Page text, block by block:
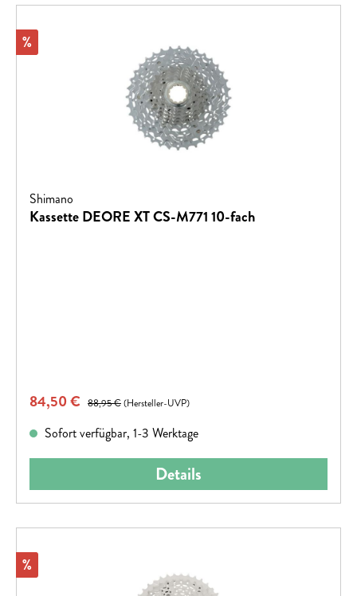
Rabatt
%
Shimano
Kassette DEORE XT CS-M771 10-fach
Verkaufspreis:
84,50 € Regulärer Preis:
88,95 €(Hersteller-UVP)
Sofort verfügbar, 1-3 Werktage
Details
Rabatt
%